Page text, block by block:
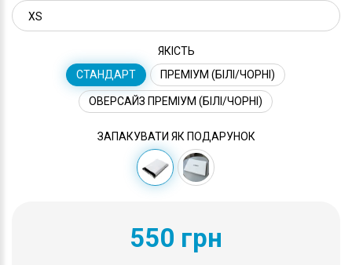
ЯКІСТЬ
СТАНДАРТ
ПРЕМІУМ (БІЛІ/ЧОРНІ)
ОВЕРСАЙЗ ПРЕМІУМ (БІЛІ/ЧОРНІ)
ЗАПАКУВАТИ ЯК ПОДАРУНОК
550 грн